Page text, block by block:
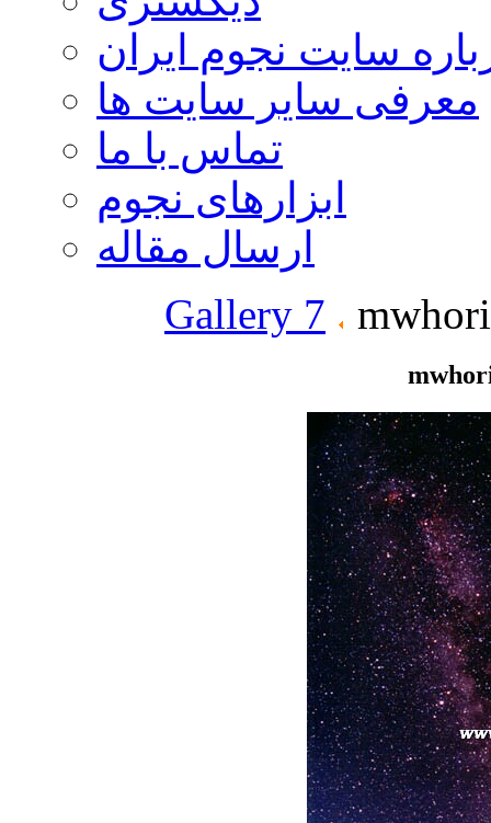
سایت نجوم ایران
معرفی سایر سایت ها
تماس با ما
ابزارهای نجوم
ارسال مقاله
Gallery 7